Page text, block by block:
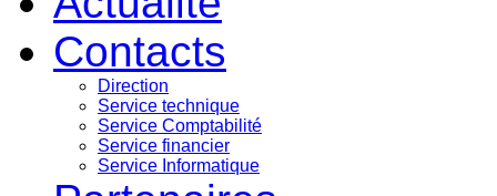
Contacts
Direction
Service technique
Service Comptabilité
Service financier
Service Informatique